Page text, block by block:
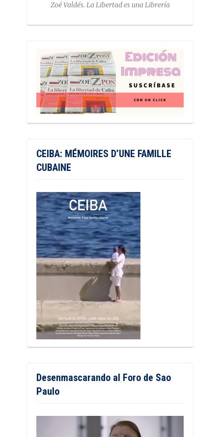
Zoé Valdés. La Libertad es una Librería
CEIBA: MÉMOIRES D’UNE FAMILLE
CUBAINE
Desenmascarando al Foro de Sao
Paulo